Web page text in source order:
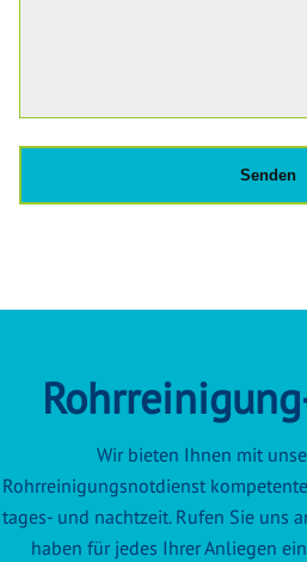
Wir bieten Ihnen mit
Rohrreinigungsnotdienst
tages- und nachtzeit. Rufen Sie uns
haben für jedes Ihrer Anliegen